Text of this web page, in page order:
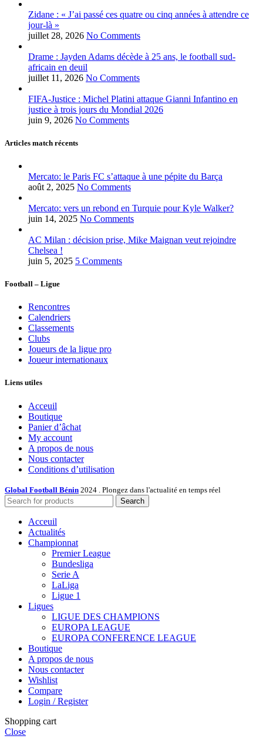
Zidane : « J’ai passé ces quatre ou cinq années à attendre ce
jour-là »
juillet 28, 2026 No Comments
Drame : Jayden Adams décède à 25 ans, le football sud-
africain en deuil
juillet 11, 2026 No Comments
FIFA-Justice : Michel Platini attaque Gianni Infantino en
justice à trois jours du Mondial 2026
juin 9, 2026 No Comments
Articles match récents
Mercato: le Paris FC s’attaque à une pépite du Barça
août 2, 2025 No Comments
Mercato: vers un rebond en Turquie pour Kyle Walker?
juin 14, 2025 No Comments
AC Milan : décision prise, Mike Maignan veut rejoindre
Chelsea !
juin 5, 2025 5 Comments
Football – Ligue
Rencontres
Calendriers
Classements
Clubs
Joueurs de la ligue pro
Joueur internationaux
Liens utiles
Acceuil
Boutique
Panier d’âchat
My account
A propos de nous
Nous contacter
Conditions d’utilisation
Global Football Bénin 2024 . Plongez dans l'actualité en temps réel
Search
Acceuil
Actualités
Championnat
Premier League
Bundesliga
Serie A
LaLiga
Ligue 1
Ligues
LIGUE DES CHAMPIONS
EUROPA LEAGUE
EUROPA CONFERENCE LEAGUE
Boutique
A propos de nous
Nous contacter
Wishlist
Compare
Login / Register
Shopping cart
Close